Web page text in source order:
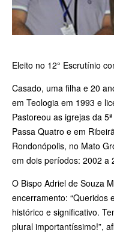
Eleito no 12° Escrutínio
Casado, uma filha e 20
em Teologia em 1993 e
Pastoreou as igrejas da
Passa Quatro e em
Rondonópolis, no Mato
em dois períodos: 2002 a
O Bispo Adriel de Souza
encerramento: “Queridos
histórico e significativo.
plural importantíssimo!”,